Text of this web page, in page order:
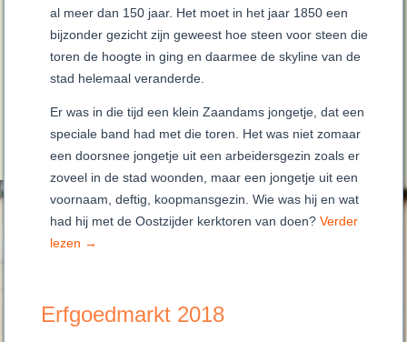
al meer dan 150 jaar. Het moet in het jaar 1850 een
bijzonder gezicht zijn geweest hoe steen voor steen die
toren de hoogte in ging en daarmee de skyline van de
stad helemaal veranderde.
Er was in die tijd een klein Zaandams jongetje, dat een
speciale band had met die toren. Het was niet zomaar
een doorsnee jongetje uit een arbeidersgezin zoals er
zoveel in de stad woonden, maar een jongetje uit een
voornaam, deftig, koopmansgezin. Wie was hij en wat
had hij met de Oostzijder kerktoren van doen?Verder
lezen →
Erfgoedmarkt 2018